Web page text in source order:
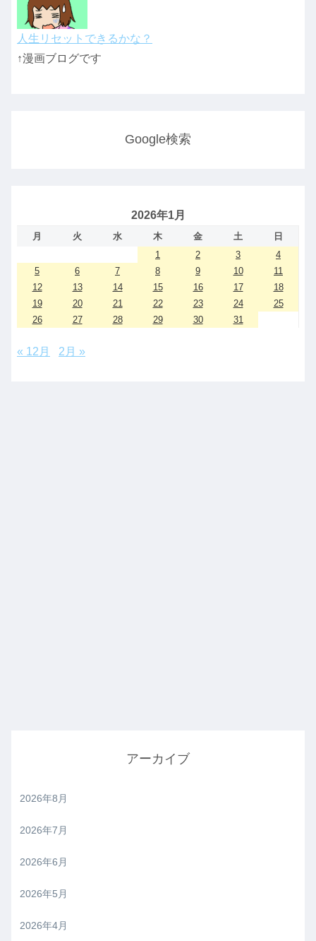
人生リセットできるかな？
↑漫画ブログです
Google検索
2026年1月
月 火 水 木 金 土
日
1
2 3
4
5
6 7 8 9 10
11
12
13 14 15 16 17
18
19
20 21 22 23 24
25
26
27 28 29 30 31
« 12月 2月 »
アーカイブ
2026年8月
2026年7月
2026年6月
2026年5月
2026年4月